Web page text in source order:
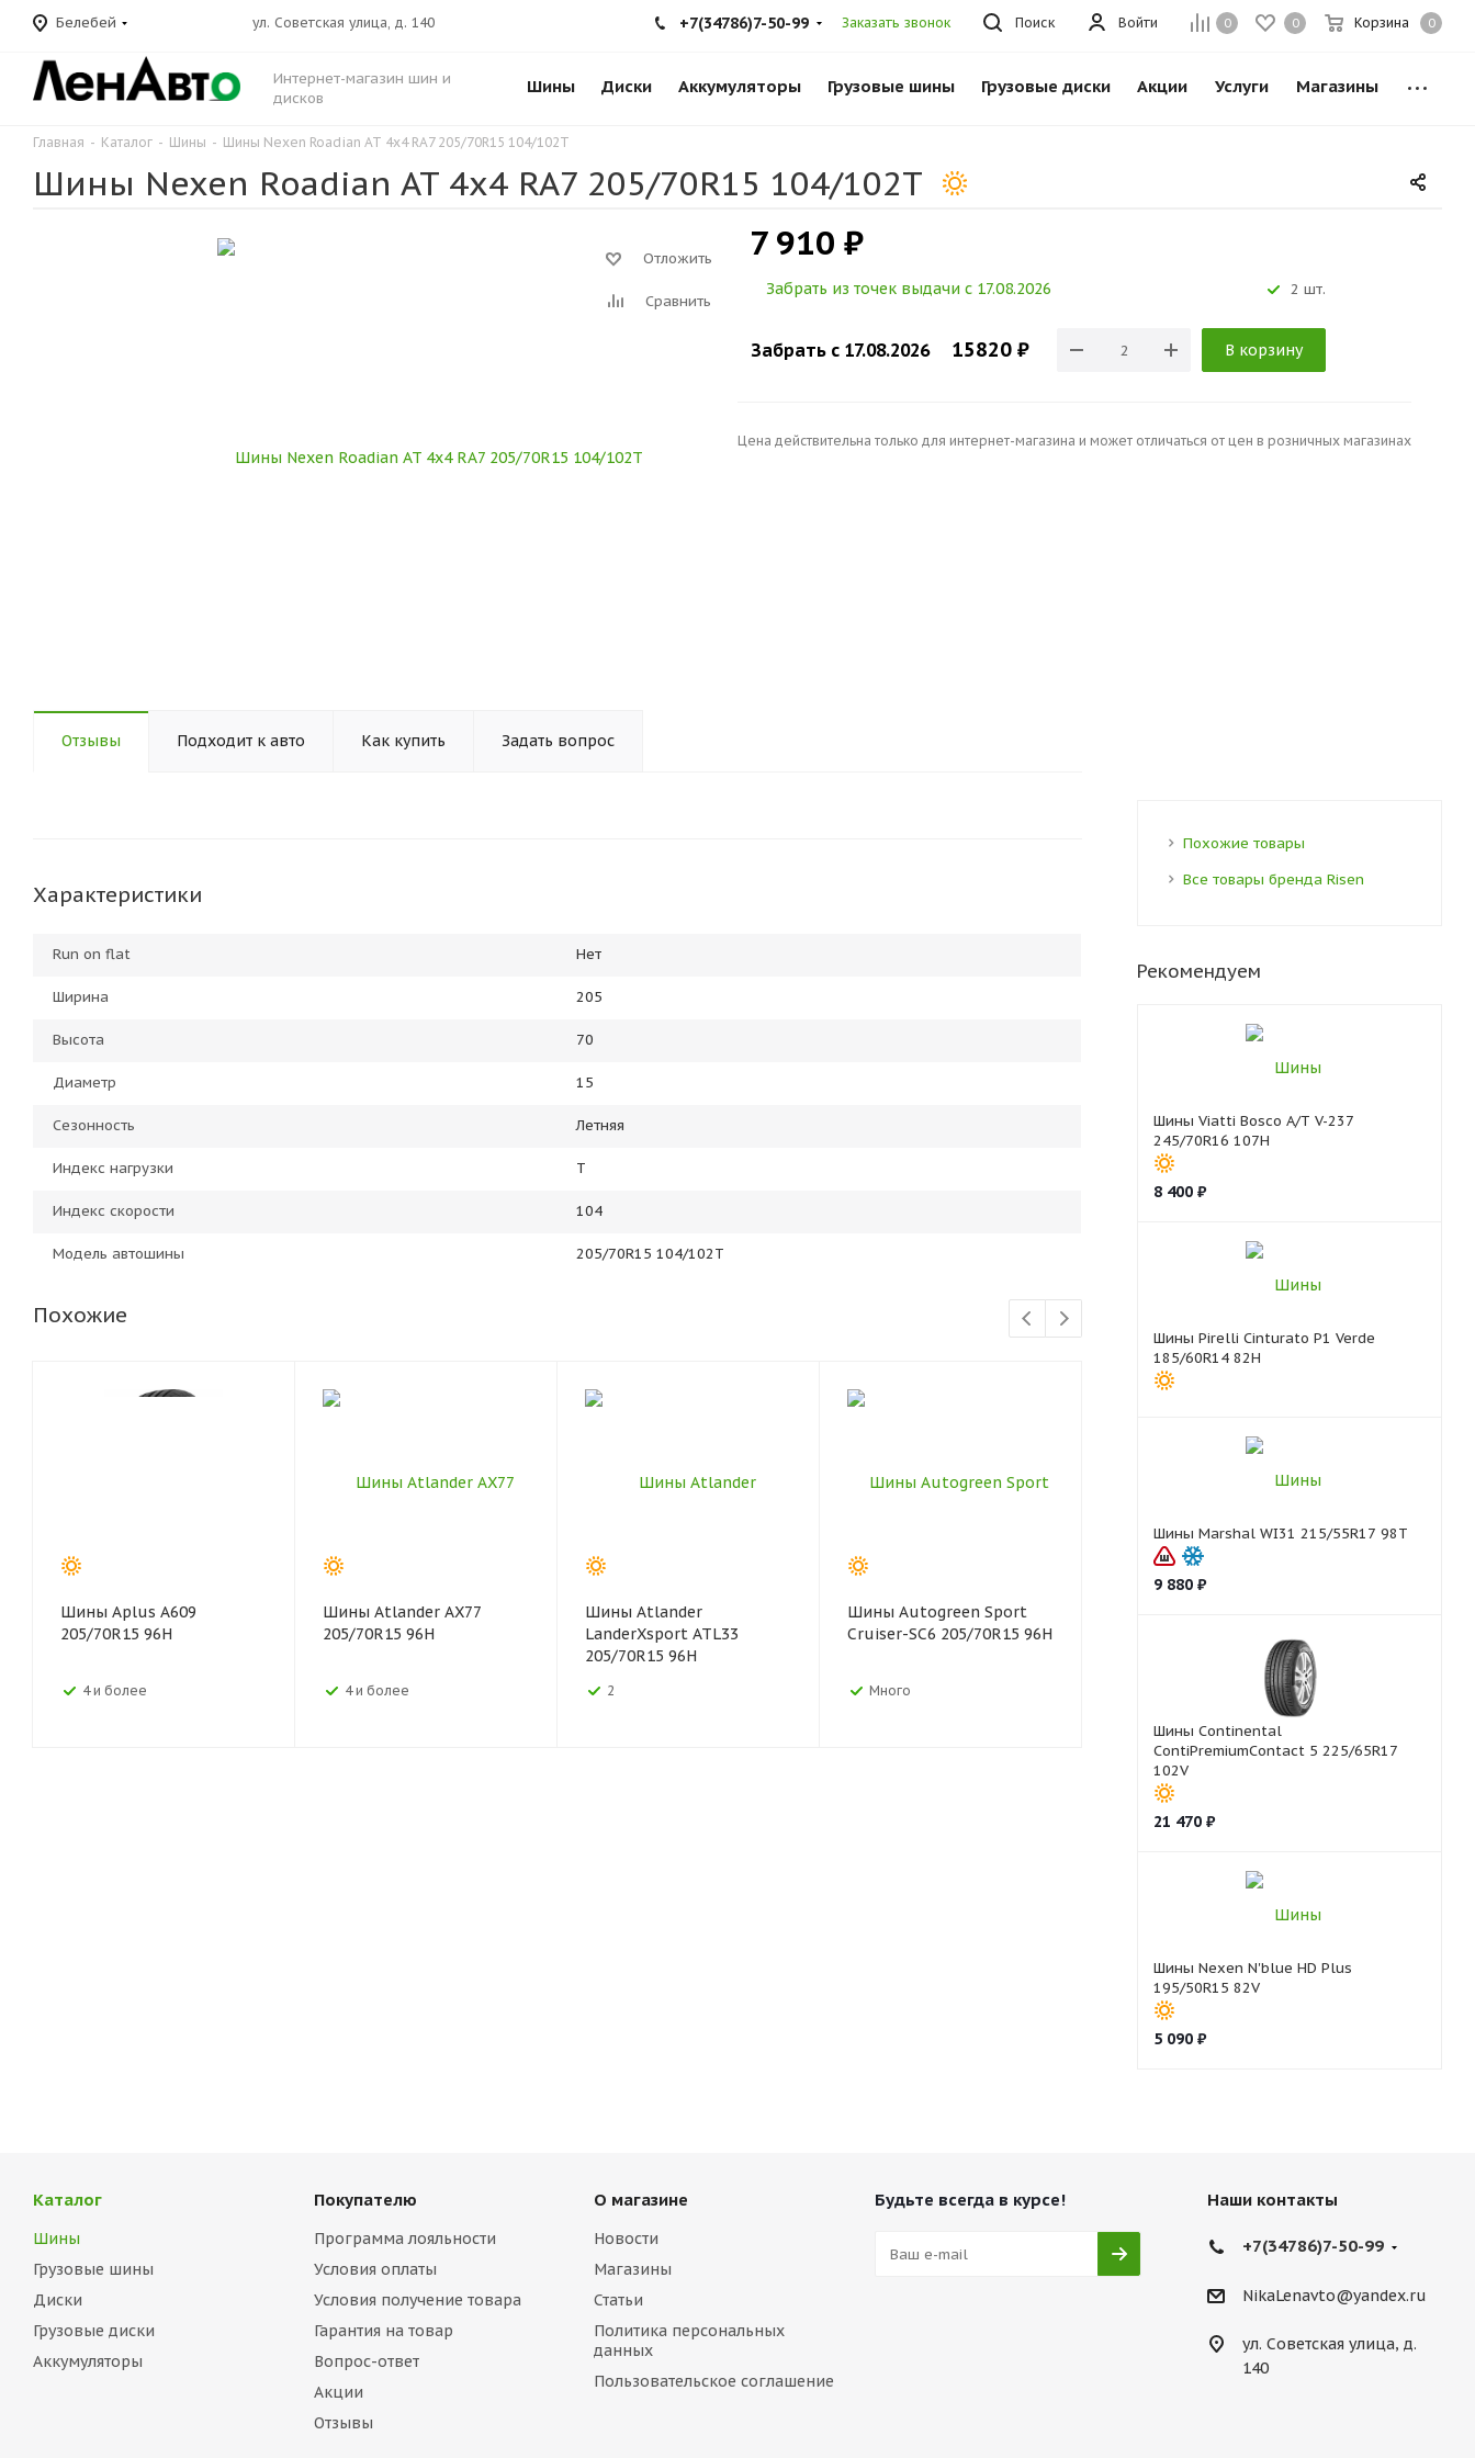
Белебей 0 0 Корзина 0
Войти
ул. Советская улица, д. 140 Поиск
+7(34786)7-50-99 Заказать звонок
Интернет-магазин шин и
дисков
Шины Диски Аккумуляторы Грузовые шины Грузовые диски Акции Услуги Магазины
Главная - Каталог - Шины - Шины Nexen Roadian AT 4х4 RA7 205/70R15 104/102T
Шины Nexen Roadian AT 4х4 RA7 205/70R15 104/102T
Отложить
Сравнить
7 910 ₽
Забрать из точек выдачи c 17.08.2026 2 шт.
Забрать c 17.08.2026 15820 ₽ В корзину
Цена действительна только для интернет-магазина и может отличаться от цен в розничных магазинах
Отзывы Подходит к авто Как купить Задать вопрос
Характеристики
Run on flat Нет
Ширина 205
Высота 70
Диаметр 15
Сезонность Летняя
Индекс нагрузки T
Индекс скорости 104
Модель автошины 205/70R15 104/102T
Похожие
Шины Aplus A609
205/70R15 96H
4 и более
Шины Atlander AX77
205/70R15 96H
4 и более
Шины Atlander
LanderXsport ATL33
205/70R15 96H
2
Шины Autogreen Sport
Cruiser-SC6 205/70R15 96H
Много
Похожие товары
Все товары бренда Risen
Рекомендуем
Шины Viatti Bosco A/T V-237
245/70R16 107H
8 400₽
Шины Pirelli Cinturato P1 Verde
185/60R14 82H
Шины Marshal WI31 215/55R17 98T
9 880₽
Шины Continental
ContiPremiumContact 5 225/65R17
102V
21 470₽
Шины Nexen N'blue HD Plus
195/50R15 82V
5 090₽
Каталог
Шины
Грузовые шины
Диски
Грузовые диски
Аккумуляторы
Покупателю
Программа лояльности
Условия оплаты
Условия получение товара
Гарантия на товар
Вопрос-ответ
Акции
Отзывы
О магазине
Новости
Магазины
Статьи
Политика персональных
данных
Пользовательское соглашение
Будьте всегда в курсе! Наши контакты
+7(34786)7-50-99
NikaLenavto@yandex.ru
ул. Советская улица, д.
140